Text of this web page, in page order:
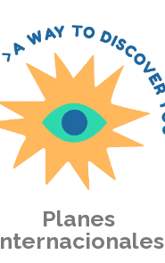
Planes